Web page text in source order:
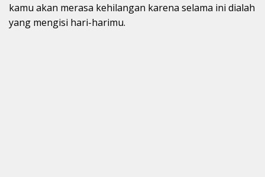
kamu akan merasa kehilangan karena selama ini dialah
yang mengisi hari-harimu.